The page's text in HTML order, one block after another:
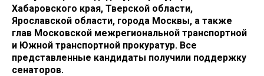
Хабаровского края, Тверской области,
Ярославской области, города Москвы, а также
глав Московской межрегиональной транспортной
и Южной транспортной прокуратур. Все
представленные кандидаты получили поддержку
сенаторов.